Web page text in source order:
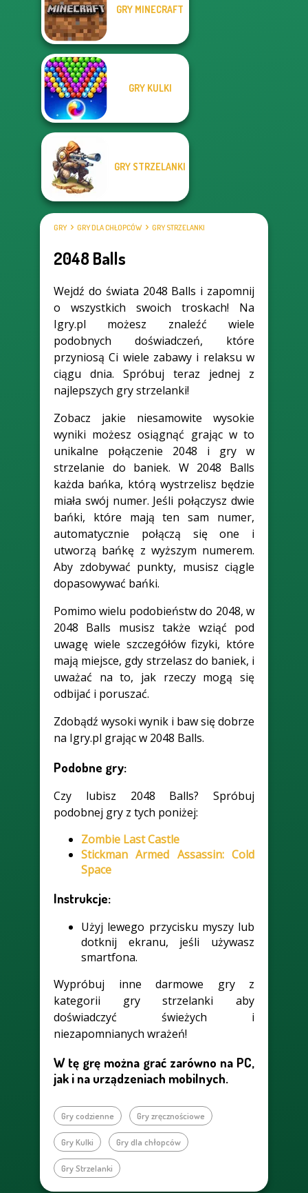
GRY MINECRAFT
GRY KULKI
GRY STRZELANKI
GRY GRY DLA CHŁOPCÓW GRY STRZELANKI
2048 Balls
Wejdź do świata 2048 Balls i zapomnij
o wszystkich swoich troskach! Na
Igry.pl możesz znaleźć wiele
podobnych doświadczeń, które
przyniosą Ci wiele zabawy i relaksu w
ciągu dnia. Spróbuj teraz jednej z
najlepszych gry strzelanki!
Zobacz jakie niesamowite wysokie
wyniki możesz osiągnąć grając w to
unikalne połączenie 2048 i gry w
strzelanie do baniek. W 2048 Balls
każda bańka, którą wystrzelisz będzie
miała swój numer. Jeśli połączysz dwie
bańki, które mają ten sam numer,
automatycznie połączą się one i
utworzą bańkę z wyższym numerem.
Aby zdobywać punkty, musisz ciągle
dopasowywać bańki.
Pomimo wielu podobieństw do 2048, w
2048 Balls musisz także wziąć pod
uwagę wiele szczegółów fizyki, które
mają miejsce, gdy strzelasz do baniek, i
uważać na to, jak rzeczy mogą się
odbijać i poruszać.
Zdobądź wysoki wynik i baw się dobrze
na Igry.pl grając w 2048 Balls.
Podobne gry:
Czy lubisz 2048 Balls? Spróbuj
podobnej gry z tych poniżej:
Zombie Last Castle
Stickman Armed Assassin: Cold
Space
Instrukcje:
Użyj lewego przycisku myszy lub
dotknij ekranu, jeśli używasz
smartfona.
Wypróbuj inne darmowe gry z
kategorii gry strzelanki aby
doświadczyć świeżych i
niezapomnianych wrażeń!
W tę grę można grać zarówno na PC,
jak i na urządzeniach mobilnych.
Gry codzienne Gry zręcznościowe
Gry Kulki Gry dla chłopców
Gry Strzelanki